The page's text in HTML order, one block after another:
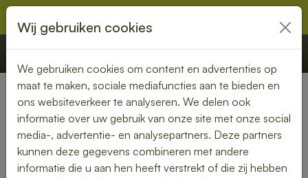
€ 0,00 Offerte Bestellen
Nederland» Oosterwijtwerd
Lunch laten bezorgen in
Oosterwijtwerd – gezond,
Wij gebruiken cookies
We gebruiken cookies om content en advertenties op
maat te maken, sociale mediafuncties aan te bieden en
ons websiteverkeer te analyseren. We delen ook
informatie over uw gebruik van onze site met onze social
media-, advertentie- en analysepartners. Deze partners
kunnen deze gegevens combineren met andere
informatie die u aan hen heeft verstrekt of die zij hebben